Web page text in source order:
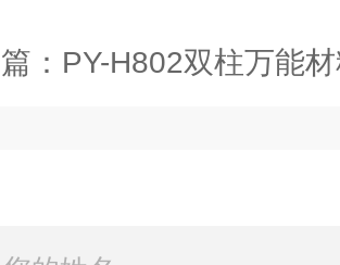
： PY-H802双柱万能